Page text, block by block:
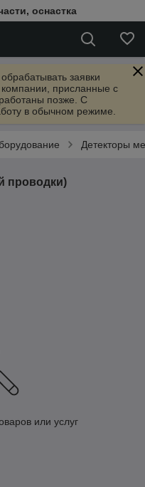
оснастка
заявки
присланные с
позже. С
в обычном режиме.
Детекторы
проводки)
или услуг